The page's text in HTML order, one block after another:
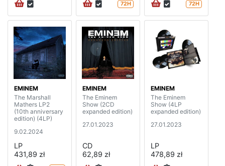
72H 72H
EMINEM
The Marshall
Mathers LP2
(10th anniversary
edition) (4LP)
9.02.2024
LP
431,89 zł
EMINEM
The Eminem
Show (2CD
expanded edition)
27.01.2023
CD
62,89 zł
EMINEM
The Eminem
Show (4LP
expanded edition)
27.01.2023
LP
478,89 zł